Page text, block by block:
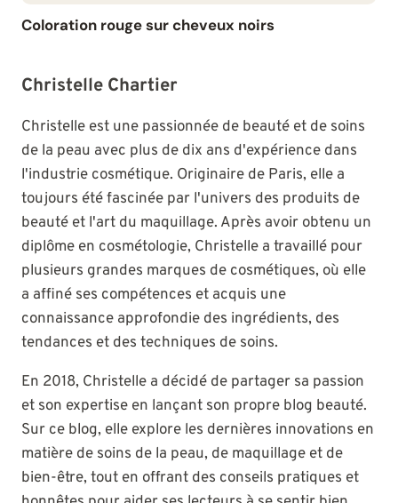
Coloration rouge sur cheveux noirs
Christelle Chartier
Christelle est une passionnée de beauté et de soins
de la peau avec plus de dix ans d'expérience dans
l'industrie cosmétique. Originaire de Paris, elle a
toujours été fascinée par l'univers des produits de
beauté et l'art du maquillage. Après avoir obtenu un
diplôme en cosmétologie, Christelle a travaillé pour
plusieurs grandes marques de cosmétiques, où elle
a affiné ses compétences et acquis une
connaissance approfondie des ingrédients, des
tendances et des techniques de soins.
En 2018, Christelle a décidé de partager sa passion
et son expertise en lançant son propre blog beauté.
Sur ce blog, elle explore les dernières innovations en
matière de soins de la peau, de maquillage et de
bien-être, tout en offrant des conseils pratiques et